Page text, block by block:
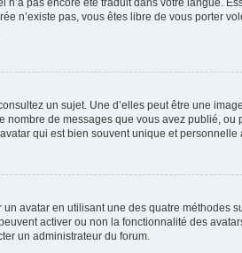
pas encore été traduit dans votre langue.
n’existe pas, vous êtes libre de vous porter
un sujet. Une d’elles peut être une
de messages que vous avez publié,
qui est bien souvent unique et personnelle
avatar en utilisant une des quatre méthodes
activer ou non la fonctionnalité des
un administrateur du forum.